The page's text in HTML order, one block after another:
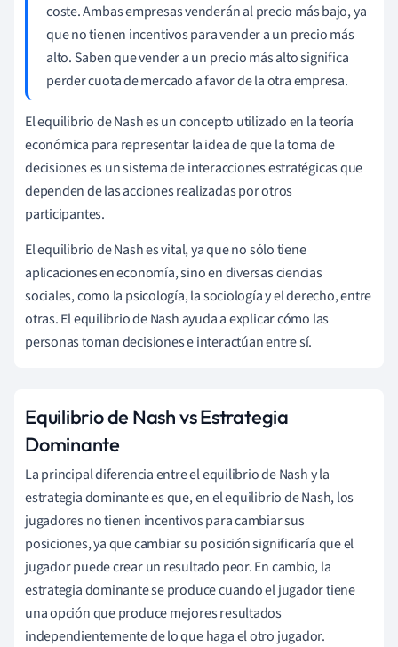
coste. Ambas empresas venderán al precio más bajo, ya
que no tienen incentivos para vender a un precio más
alto. Saben que vender a un precio más alto significa
perder cuota de mercado a favor de la otra empresa.
El equilibrio de Nash es un concepto utilizado en la teoría
económica para representar la idea de que la toma de
decisiones es un sistema de interacciones estratégicas que
dependen de las acciones realizadas por otros
participantes.
El equilibrio de Nash es vital, ya que no sólo tiene
aplicaciones en economía, sino en diversas ciencias
sociales, como la psicología, la sociología y el derecho, entre
otras. El equilibrio de Nash ayuda a explicar cómo las
personas toman decisiones e interactúan entre sí.
Equilibrio de Nash vs Estrategia
Dominante
La principal diferencia entre el equilibrio de Nash y la
estrategia dominante es que, en el equilibrio de Nash, los
jugadores no tienen incentivos para cambiar sus
posiciones, ya que cambiar su posición significaría que el
jugador puede crear un resultado peor. En cambio, la
estrategia dominante se produce cuando el jugador tiene
una opción que produce mejores resultados
independientemente de lo que haga el otro jugador.